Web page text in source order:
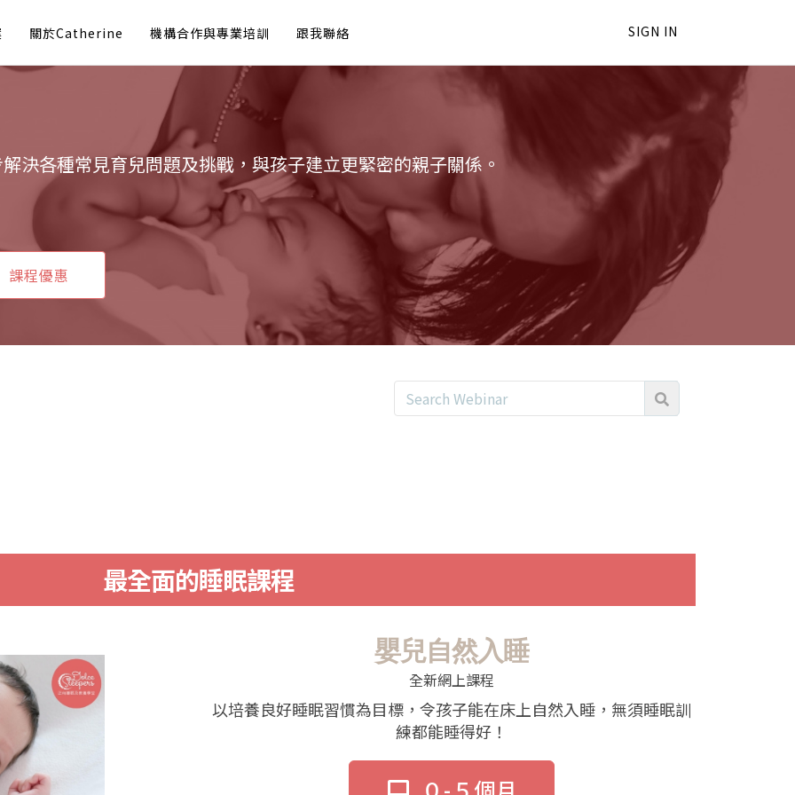
關於Catherine 機構合作與專業培訓 跟我聯絡 SIGN IN
決各種常見育兒問題及挑戰，與孩子建立更緊密的親子關係。
課程優惠
最全面的睡眠課程
嬰兒自然入睡
全新網上課程
以培養良好睡眠習慣為目標，令孩子能在床上自然入睡，無須睡眠訓
練都能睡得好！